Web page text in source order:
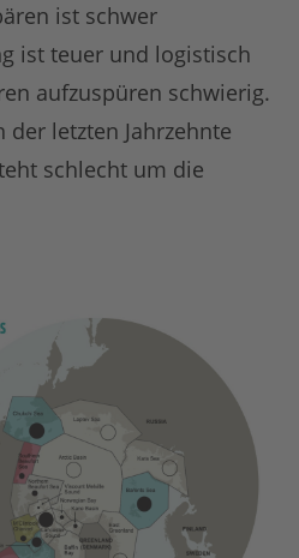
ist schwer
ist teuer und logistisch
aufzuspüren schwierig.
der letzten Jahrzehnte
schlecht um die